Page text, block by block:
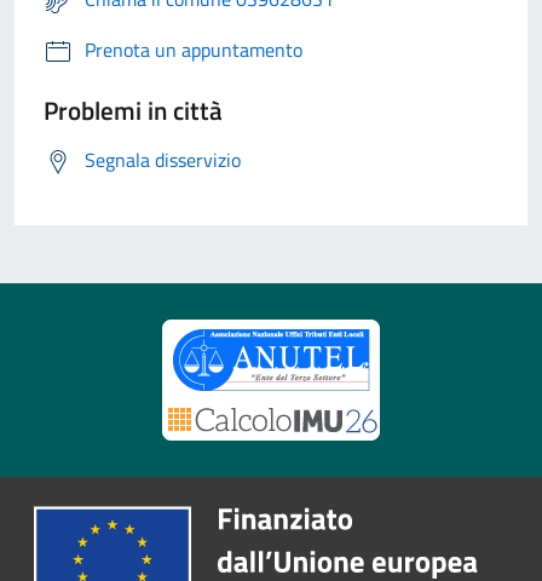
Prenota un appuntamento
Problemi in città
Segnala disservizio